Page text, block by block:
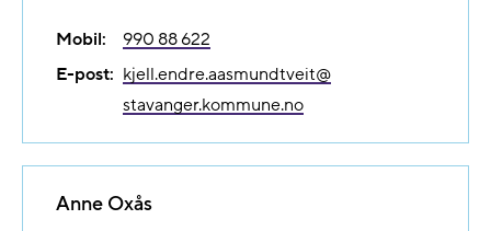
Mobil:
990 88 622
E-post: kjell.endre.aasmundtveit@​
stavanger.kommune.no
Anne Oxås